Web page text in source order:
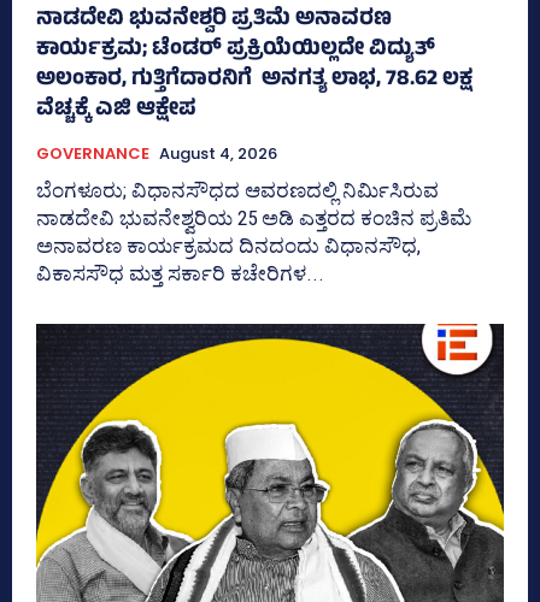
ನಾಡದೇವಿ ಭುವನೇಶ್ವರಿ ಪ್ರತಿಮೆ ಅನಾವರಣ
ಕಾರ್ಯಕ್ರಮ; ಟೆಂಡರ್ ಪ್ರಕ್ರಿಯೆಯಿಲ್ಲದೇ ವಿದ್ಯುತ್‌
ಅಲಂಕಾರ, ಗುತ್ತಿಗೆದಾರನಿಗೆ ಅನಗತ್ಯ ಲಾಭ, 78.62 ಲಕ್ಷ
ವೆಚ್ಚಕ್ಕೆ ಎಜಿ ಆಕ್ಷೇಪ
GOVERNANCE August 4, 2026
ಬೆಂಗಳೂರು; ವಿಧಾನಸೌಧದ ಆವರಣದಲ್ಲಿ ನಿರ್ಮಿಸಿರುವ
ನಾಡದೇವಿ ಭುವನೇಶ್ವರಿಯ 25 ಅಡಿ ಎತ್ತರದ ಕಂಚಿನ ಪ್ರತಿಮೆ
ಅನಾವರಣ ಕಾರ್ಯಕ್ರಮದ ದಿನದಂದು ವಿಧಾನಸೌಧ,
ವಿಕಾಸಸೌಧ ಮತ್ತ ಸರ್ಕಾರಿ ಕಚೇರಿಗಳ...